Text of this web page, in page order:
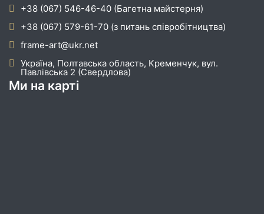
+38 (067) 546-46-40 (Багетна майстерня)
+38 (067) 579-61-70 (з питань співробітництва)
frame-art@ukr.net
Україна, Полтавська область, Кременчук, вул.
Павлівська 2 (Свердлова)
Ми на карті